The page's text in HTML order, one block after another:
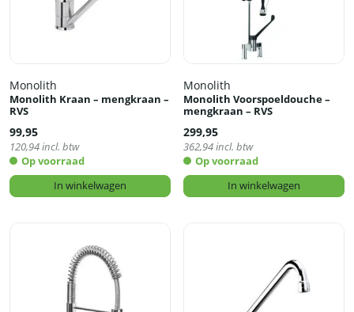
Monolith
Monolith Kraan – mengkraan –
RVS
99,95
120,94incl. btw
Op voorraad
In winkelwagen
Monolith
Monolith Voorspoeldouche –
mengkraan – RVS
299,95
362,94incl. btw
Op voorraad
In winkelwagen